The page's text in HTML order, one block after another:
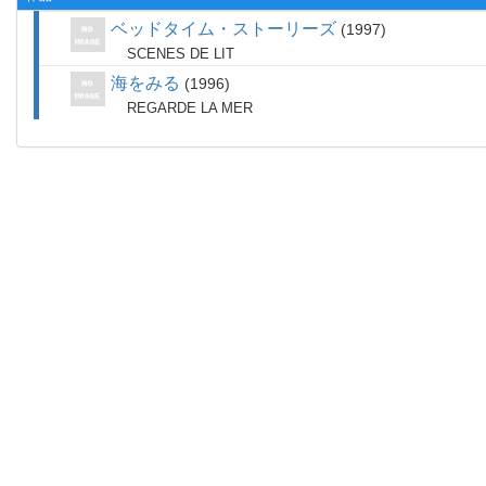
ベッドタイム・ストーリーズ 1997
SCENES DE LIT
海をみる 1996
REGARDE LA MER